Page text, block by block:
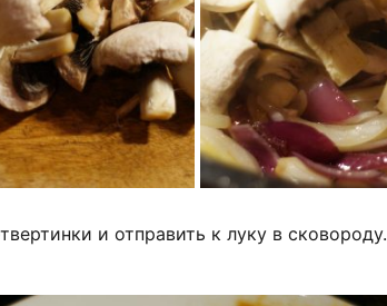
и отправить к луку в сковороду.